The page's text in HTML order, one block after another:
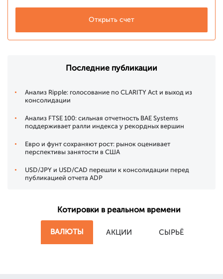
Открыть счет
Последние публикации
Анализ Ripple: голосование по CLARITY Act и выход из
консолидации
Анализ FTSE 100: сильная отчетность BAE Systems
поддерживает ралли индекса у рекордных вершин
Евро и фунт сохраняют рост: рынок оценивает
перспективы занятости в США
USD/JPY и USD/CAD перешли к консолидации перед
публикацией отчета ADP
Котировки в реальном времени
ВАЛЮТЫ АКЦИИ СЫРЬЁ